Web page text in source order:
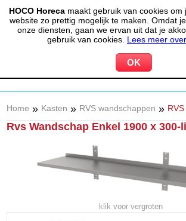
HOCO Horecamaakt gebruik van cookies om
website zo prettig mogelijk te maken. Omdat
onze diensten, gaan we ervan uit dat je
gebruik van cookies. Lees meer
(020) 497 6325
MIJN ACCOUNT 0 WINKELWAGEN
Home » Kasten » RVS wandschappen »
Rvs Wandschap Enkel 1900 x 300-
klik voor vergroten